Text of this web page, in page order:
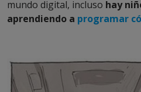
mundo digital, incluso hay
aprendiendo a programar